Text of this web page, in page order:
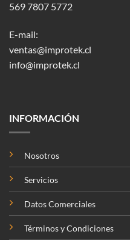
569 7807 5772
E-mail:
ventas@improtek.cl
info@improtek.cl
INFORMACIÓN
Nosotros
Servicios
Datos Comerciales
Términos y Condiciones